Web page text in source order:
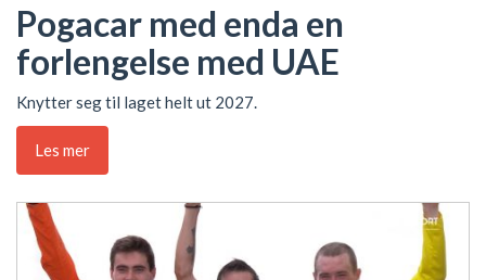
Pogacar med enda en
forlengelse med UAE
Knytter seg til laget helt ut 2027.
Les mer